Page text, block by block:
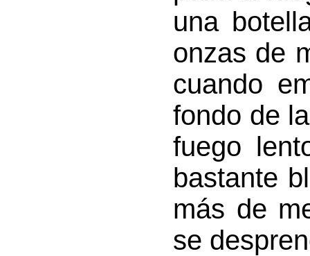
una
onzas de
cuando
fondo de
fuego
bastante
más de
se